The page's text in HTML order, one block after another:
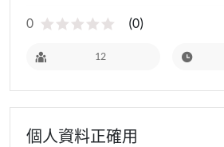
0 (0)
12
個人資料正確用